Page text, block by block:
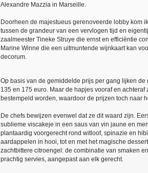
Alexandre Mazzia in Marseille.
Doorheen de majestueus gerenoveerde lobby kom
tussen de grandeur van een vervlogen tijd en
zaalmeester Tineke Struye die ernst en efficiëntie
Marine Winne die een uitmuntende wijnkaart kan
decorum.
Op basis van de gemiddelde prijs per gang lijken
135 en 175 euro. Maar de hapjes vooraf en
bestempeld worden, waardoor de prijzen toch naar
De chefs bewijzen evenwel dat ze dit waard zijn.
sublieme viscakeje in een saus van vin jaune en
plantaardig voorgerecht rond witloof, spinazie en
aardappelen in hooi, tot en met het magische
zachtbittere citroengel: de combinatie van smaken
prachtig servies, aangepast aan elk gerecht.